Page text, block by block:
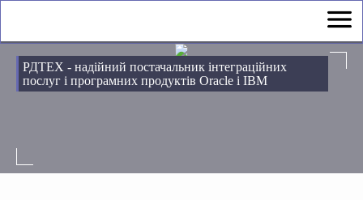
РДТЕХ - надійний постачальник інтеграційних
послуг і програмних продуктів Oracle і IBM